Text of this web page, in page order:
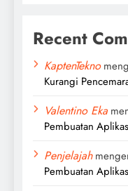
Recent
KaptenTekno
Kurangi
Valentino Eka
Pembuatan
Penjelajah
Pembuatan